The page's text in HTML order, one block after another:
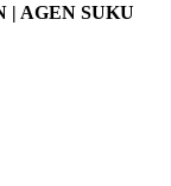
| AGEN SUKU